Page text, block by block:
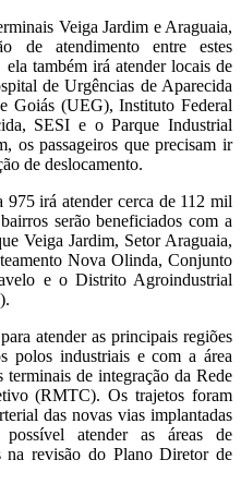
Veiga Jardim e Araguaia,
de atendimento entre estes
também irá atender locais de
de Urgências de Aparecida
Goiás (UEG), Instituto Federal
SESI e o Parque Industrial
os passageiros que precisam ir
de deslocamento.
irá atender cerca de 112 mil
serão beneficiados com a
Veiga Jardim, Setor Araguaia,
Nova Olinda, Conjunto
e o Distrito Agroindustrial
atender as principais regiões
polos industriais e com a área
de integração da Rede
(RMTC). Os trajetos foram
das novas vias implantadas
atender as áreas de
na revisão do Plano Diretor de